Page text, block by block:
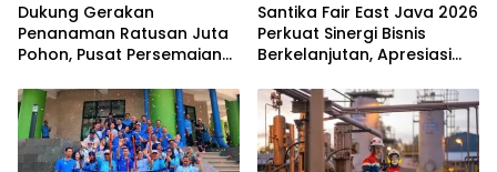
Dukung Gerakan
Penanaman Ratusan Juta
Pohon, Pusat Persemaian
Perkuat Jaringan
Persemaian Nasional*
Santika Fair East Java 2026
Perkuat Sinergi Bisnis
Berkelanjutan, Apresiasi
Corporate Award